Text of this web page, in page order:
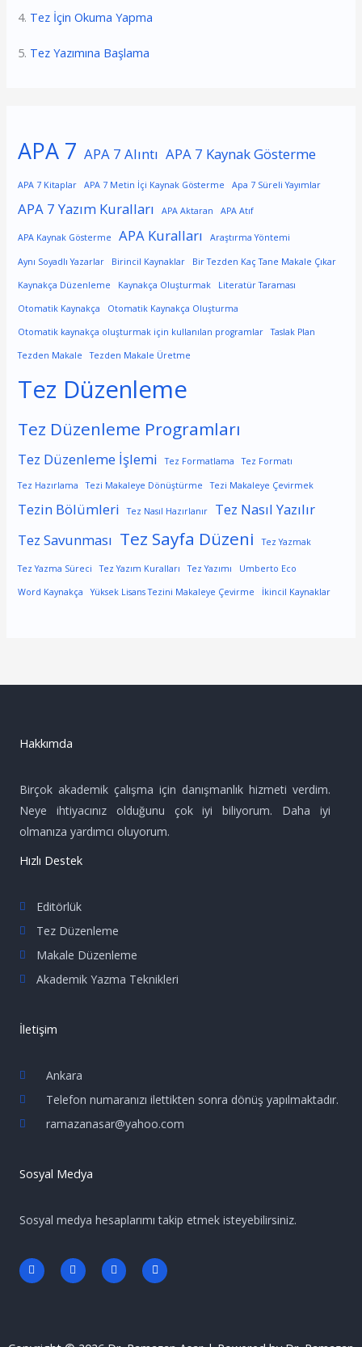
4. Tez İçin Okuma Yapma
5. Tez Yazımına Başlama
APA 7 APA 7 Alıntı APA 7 Kaynak Gösterme
APA 7 Kitaplar APA 7 Metin İçi Kaynak Gösterme Apa 7 Süreli Yayımlar
APA 7 Yazım Kuralları APA Aktaran APA Atıf
APA Kaynak Gösterme APA Kuralları Araştırma Yöntemi
Aynı Soyadlı Yazarlar Birincil Kaynaklar Bir Tezden Kaç Tane Makale Çıkar
Kaynakça Düzenleme Kaynakça Oluşturmak Literatür Taraması
Otomatik Kaynakça Otomatik Kaynakça Oluşturma
Otomatik kaynakça oluşturmak için kullanılan programlar Taslak Plan
Tezden Makale Tezden Makale Üretme
Tez Düzenleme
Tez Düzenleme Programları
Tez Düzenleme İşlemi Tez Formatlama Tez Formatı
Tez Hazırlama Tezi Makaleye Dönüştürme Tezi Makaleye Çevirmek
Tezin Bölümleri Tez Nasıl Hazırlanır
Tez Nasıl Yazılır
Tez Savunması Tez Sayfa Düzeni Tez Yazmak
Tez Yazma Süreci Tez Yazım Kuralları Tez Yazımı Umberto Eco
Word Kaynakça Yüksek Lisans Tezini Makaleye Çevirme İkincil Kaynaklar
Hakkımda
Birçok akademik çalışma için danışmanlık hizmeti verdim.
Neye ihtiyacınız olduğunu çok iyi biliyorum. Daha iyi
olmanıza yardımcı oluyorum.
Hızlı Destek
Editörlük
Tez Düzenleme
Makale Düzenleme
Akademik Yazma Teknikleri
İletişim
Ankara
Telefon numaranızı ilettikten sonra dönüş yapılmaktadır.
ramazanasar@yahoo.com
Sosyal Medya
Sosyal medya hesaplarımı takip etmek isteyebilirsiniz.
F
a
c
T
w
i
L
i
n
n
E
n
v